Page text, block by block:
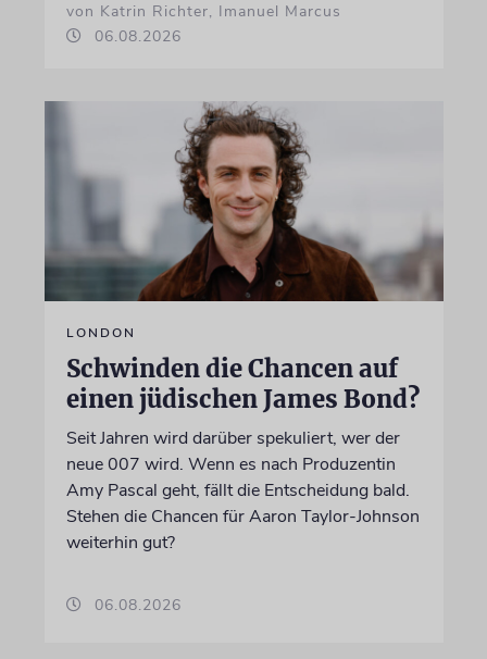
von Katrin Richter, Imanuel Marcus
06.08.2026
LONDON
Schwinden die Chancen auf
einen jüdischen James Bond?
Seit Jahren wird darüber spekuliert, wer der
neue 007 wird. Wenn es nach Produzentin
Amy Pascal geht, fällt die Entscheidung bald.
Stehen die Chancen für Aaron Taylor-Johnson
weiterhin gut?
06.08.2026